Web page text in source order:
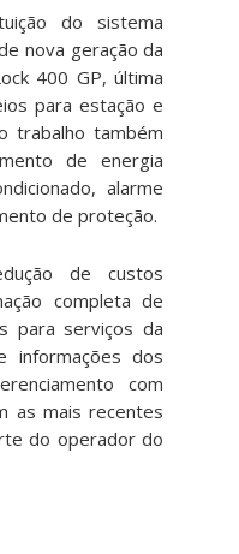
do sistema
nova geração da
400 GP, última
para estação e
trabalho também
de energia
alarme
de proteção.
de custos
completa de
para serviços da
informações dos
com
as mais recentes
do operador do